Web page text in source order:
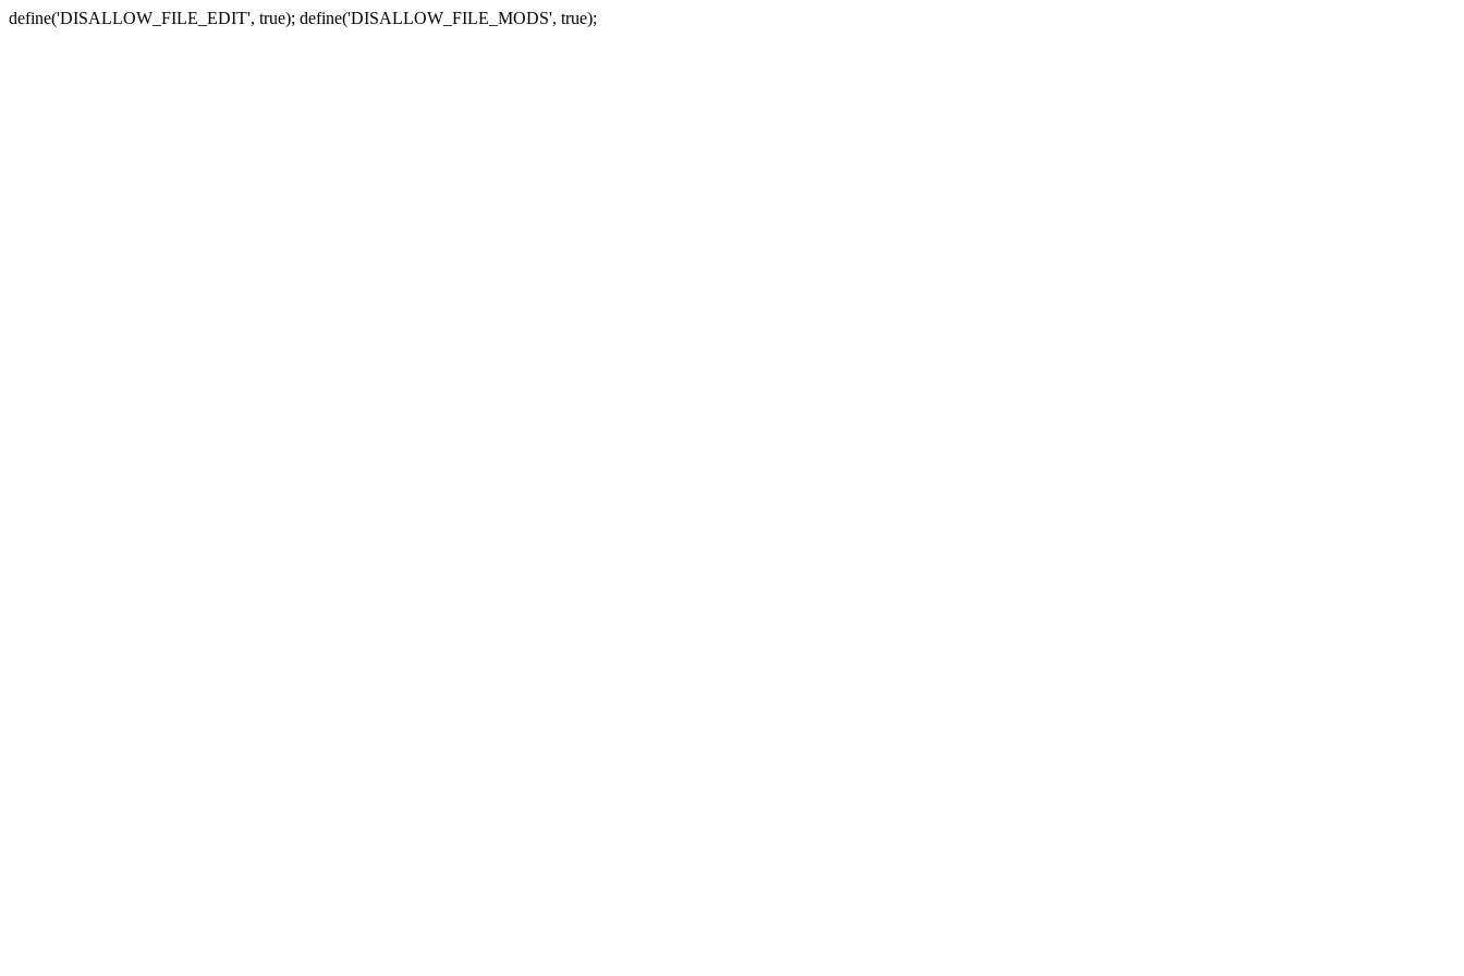
define('DISALLOW_FILE_EDIT', true); define('DISALLOW_FILE_MODS', true);